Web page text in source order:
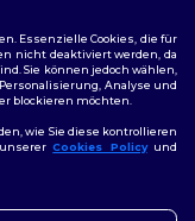
Essenzielle Cookies, die für
nicht deaktiviert werden, da
Sie können jedoch wählen,
Analyse und
blockieren möchten.
wie Sie diese kontrollieren
unsererCookies Policyund